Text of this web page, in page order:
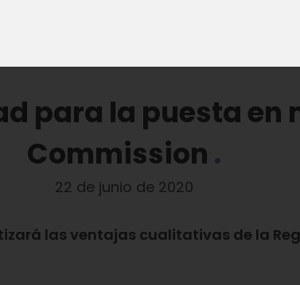
para la puesta en
Commission
22 de junio de 2020
las ventajas cualitativas de la